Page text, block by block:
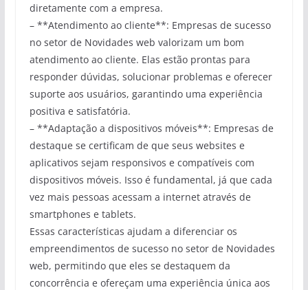
diretamente com a empresa.
– **Atendimento ao cliente**: Empresas de sucesso
no setor de Novidades web valorizam um bom
atendimento ao cliente. Elas estão prontas para
responder dúvidas, solucionar problemas e oferecer
suporte aos usuários, garantindo uma experiência
positiva e satisfatória.
– **Adaptação a dispositivos móveis**: Empresas de
destaque se certificam de que seus websites e
aplicativos sejam responsivos e compatíveis com
dispositivos móveis. Isso é fundamental, já que cada
vez mais pessoas acessam a internet através de
smartphones e tablets.
Essas características ajudam a diferenciar os
empreendimentos de sucesso no setor de Novidades
web, permitindo que eles se destaquem da
concorrência e ofereçam uma experiência única aos